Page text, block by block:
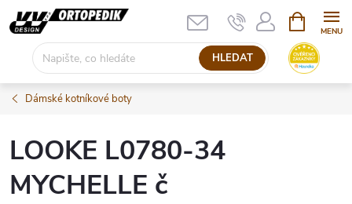
Přejít
na
HLEDAT
NÁKUPNÍ
KOŠÍK
Dámské kotníkové boty
LOOKE L0780-34
MYCHELLE č